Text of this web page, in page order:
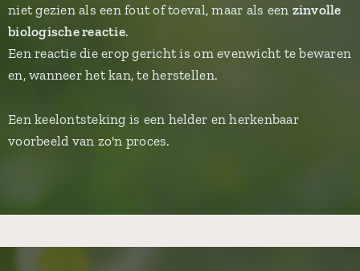
niet gezien als een fout of toeval, maar als een zinvolle
biologische reactie.
Een reactie die erop gericht is om evenwicht te bewaren
en, wanneer het kan, te herstellen.
Een keelontsteking is een helder en herkenbaar
voorbeeld van zo'n proces.